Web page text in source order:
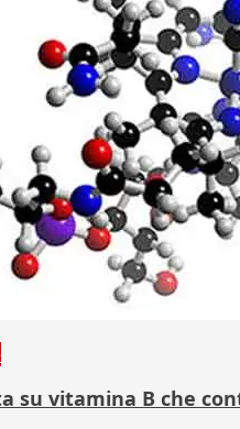
su vitamina B che